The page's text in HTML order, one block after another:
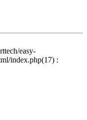
easy-
index.php(17) :